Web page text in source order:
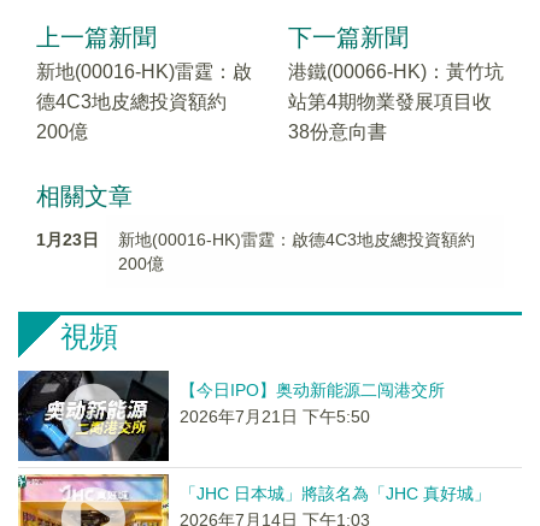
上一篇新聞
新地(00016-HK)雷霆：啟
德4C3地皮總投資額約
200億
下一篇新聞
港鐵(00066-HK)：黃竹坑
站第4期物業發展項目收
38份意向書
相關文章
1月23日
新地(00016-HK)雷霆：啟德4C3地皮總投資額約
200億
視頻
【今日IPO】奥动新能源二闯港交所
2026年7月21日 下午5:50
「JHC 日本城」將該名為「JHC 真好城」
2026年7月14日 下午1:03